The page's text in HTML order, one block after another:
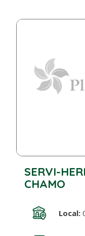
SERVI-
CHAMO
Local: